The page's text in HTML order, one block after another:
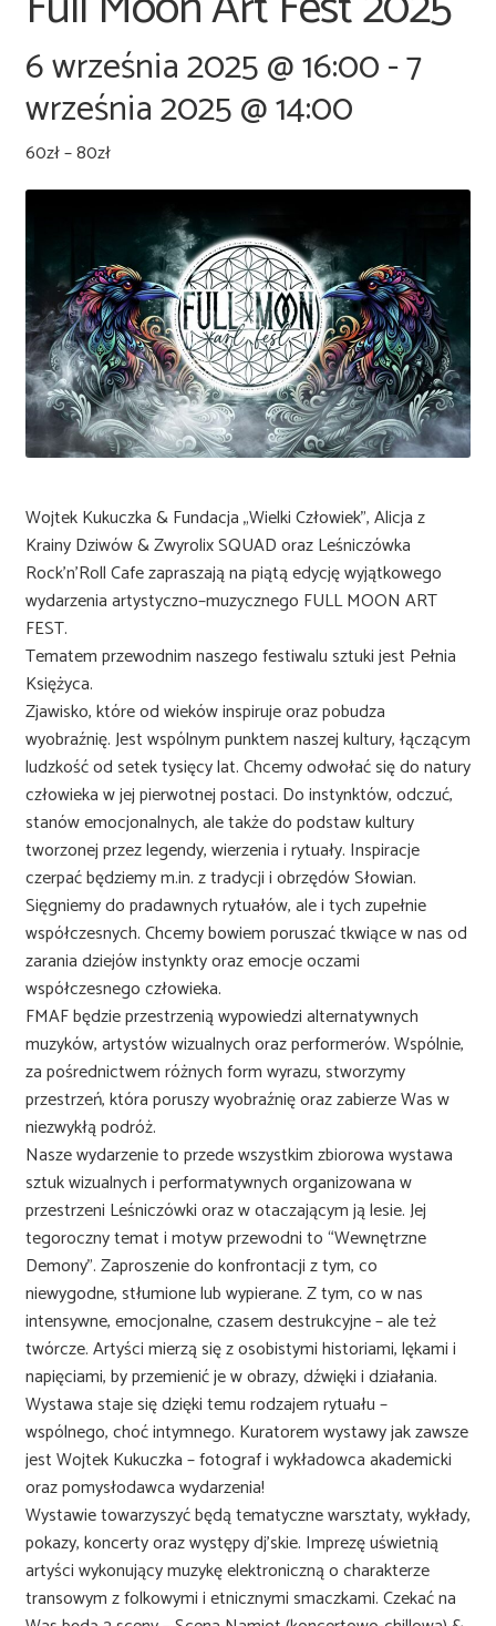
6 września 2025 @ 16:00-7
września 2025 @ 14:00
60zł – 80zł
Wojtek Kukuczka & Fundacja „Wielki Człowiek”, Alicja z
Krainy Dziwów & Zwyrolix SQUAD oraz Leśniczówka
Rock’n’Roll Cafe zapraszają na piątą edycję wyjątkowego
wydarzenia artystyczno–muzycznego FULL MOON ART
FEST.
Tematem przewodnim naszego festiwalu sztuki jest Pełnia
Księżyca.
Zjawisko, które od wieków inspiruje oraz pobudza
wyobraźnię. Jest wspólnym punktem naszej kultury, łączącym
ludzkość od setek tysięcy lat. Chcemy odwołać się do natury
człowieka w jej pierwotnej postaci. Do instynktów, odczuć,
stanów emocjonalnych, ale także do podstaw kultury
tworzonej przez legendy, wierzenia i rytuały. Inspiracje
czerpać będziemy m.in. z tradycji i obrzędów Słowian.
Sięgniemy do pradawnych rytuałów, ale i tych zupełnie
współczesnych. Chcemy bowiem poruszać tkwiące w nas od
zarania dziejów instynkty oraz emocje oczami
współczesnego człowieka.
FMAF będzie przestrzenią wypowiedzi alternatywnych
muzyków, artystów wizualnych oraz performerów. Wspólnie,
za pośrednictwem różnych form wyrazu, stworzymy
przestrzeń, która poruszy wyobraźnię oraz zabierze Was w
niezwykłą podróż.
Nasze wydarzenie to przede wszystkim zbiorowa wystawa
sztuk wizualnych i performatywnych organizowana w
przestrzeni Leśniczówki oraz w otaczającym ją lesie. Jej
tegoroczny temat i motyw przewodni to “Wewnętrzne
Demony”. Zaproszenie do konfrontacji z tym, co
niewygodne, stłumione lub wypierane. Z tym, co w nas
intensywne, emocjonalne, czasem destrukcyjne – ale też
twórcze. Artyści mierzą się z osobistymi historiami, lękami i
napięciami, by przemienić je w obrazy, dźwięki i działania.
Wystawa staje się dzięki temu rodzajem rytuału –
wspólnego, choć intymnego. Kuratorem wystawy jak zawsze
jest Wojtek Kukuczka – fotograf i wykładowca akademicki
oraz pomysłodawca wydarzenia!
Wystawie towarzyszyć będą tematyczne warsztaty, wykłady,
pokazy, koncerty oraz występy dj’skie. Imprezę uświetnią
artyści wykonujący muzykę elektroniczną o charakterze
transowym z folkowymi i etnicznymi smaczkami. Czekać na